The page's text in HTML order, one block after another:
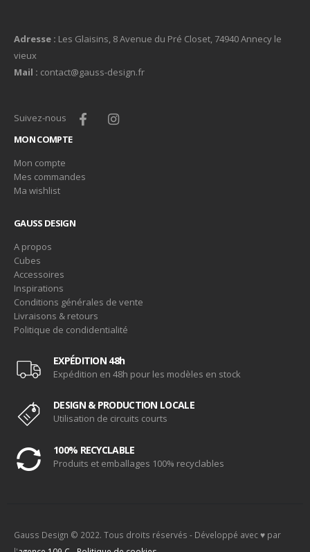
Adresse : Les Glaisins, 8 Avenue du Pré Closet, 74940 Annecy le
vieux
Mail : contact@gauss-design.fr
Suivez-nous
MON COMPTE
Mon compte
Mes commandes
Ma wishlist
GAUSS DESIGN
A propos
Cubes
Accessoires
Inspirations
Conditions générales de vente
Livraisons & retours
Politique de condidentialité
EXPÉDITION 48h
Expédition en 48h pour les modèles en stock
DESIGN & PRODUCTION LOCALE
Utilisation de circuits courts
100% RECYCLABLE
Produits et emballages 100% recyclables
Gauss Design © 2022. Tous droits réservés - Développé avec ♥ par